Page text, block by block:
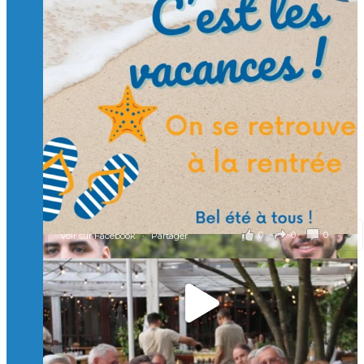
Charger plus Suivre sur Instagram
🙏 Soutenez l’Isep via la taxe d’apprentissage 2026
et contribuons ensemble à former les générations
d’ingénieurs de demain. 🙏
Merci à tous !
🎯 Taxe d’apprentissage 2026 : avec l'Isep, investissez pour
un numérique au service de l'humain !
À l’Isep, nous formons des ingénieurs, des bachelors, des
Mastères Spécialisés, qui allient excellence technologique et
valeurs humaines, au cœur de notre pro
...Voir plus
il y a 2 mois
0 0 0
Voir sur Facebook · Partager
🚀Afterwork à Genève 🚀
🥳 Le 22 avril dernier, 14 Alumni vivant / travaillant
en Suisse ont partagé un moment convivial de
retrouvailles et d'échanges !